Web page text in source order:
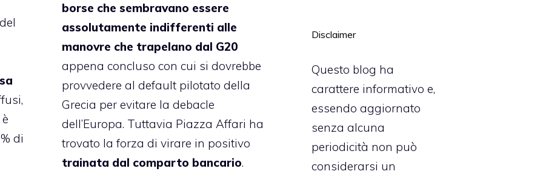
di
borse che sembravano essere
assolutamente indifferenti alle
manovre che trapelano dal G20
appena concluso con cui si dovrebbe
provvedere al default pilotato della
Grecia per evitare la debacle
dell’Europa. Tuttavia Piazza Affari ha
trovato la forza di virare in positivo
trainata dal comparto bancario.
Disclaimer
Questo blog ha
carattere informativo e,
essendo aggiornato
senza alcuna
periodicità non può
considerarsi un